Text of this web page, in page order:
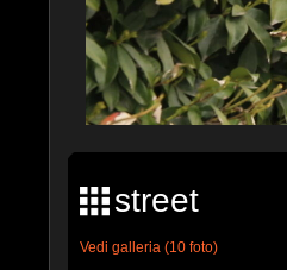
street
Vedi galleria (10 foto)